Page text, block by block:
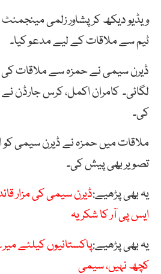
ویڈیو دیکھ کر پشاور زلمی مینجمنٹ
ٹیم سے ملاقات کے لیے مدعو کیا۔
ڈیرن سیمی نے حمزہ سے ملاقات
لگائی۔ کامران اکمل، کرس جارڈن
کی۔
ملاقات میں حمزہ نے ڈیرن سیمی کو
تصویر بھی پیش کی۔
یہ بھی پڑھیے:ڈیرن سیمی کی مزار
ایس پی آر کا شکریہ
یہ بھی پڑھیے:پاکستانیوں کیلئے
کچھ نہیں، سیمی